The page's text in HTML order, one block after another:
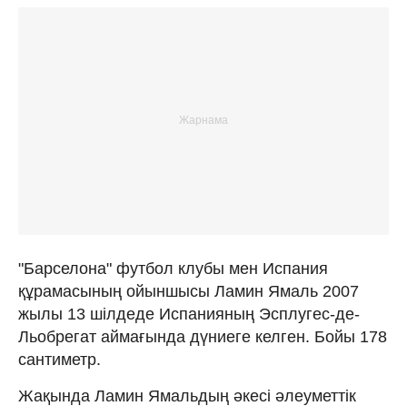
"Барселона" футбол клубы мен Испания
құрамасының ойыншысы Ламин Ямаль 2007
жылы 13 шілдеде Испанияның Эсплугес-де-
Льобрегат аймағында дүниеге келген. Бойы 178
сантиметр.
Жақында Ламин Ямальдың әкесі әлеуметтік